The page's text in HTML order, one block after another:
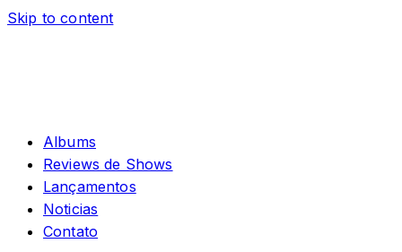
Skip to content
Albums
Reviews de Shows
Lançamentos
Noticias
Contato